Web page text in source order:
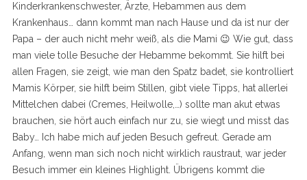
Kinderkrankenschwester, Ärzte, Hebammen aus dem
Krankenhaus… dann kommt man nach Hause und da ist nur der
Papa – der auch nicht mehr weiß, als die Mami 😉 Wie gut, dass
man viele tolle Besuche der Hebamme bekommt. Sie hilft bei
allen Fragen, sie zeigt, wie man den Spatz badet, sie kontrolliert
Mamis Körper, sie hilft beim Stillen, gibt viele Tipps, hat allerlei
Mittelchen dabei (Cremes, Heilwolle,…) sollte man akut etwas
brauchen, sie hört auch einfach nur zu, sie wiegt und misst das
Baby… Ich habe mich auf jeden Besuch gefreut. Gerade am
Anfang, wenn man sich noch nicht wirklich raustraut, war jeder
Besuch immer ein kleines Highlight. Übrigens kommt die